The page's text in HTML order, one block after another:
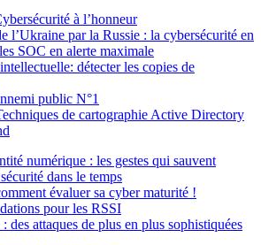
à l’honneur
l’Ukraine par la Russie : la cybersécurité en
SOC en alerte maximale
détecter les copies de
public N°1
de cartographie Active Directory
numérique : les gestes qui sauvent
dans le temps
évaluer sa cyber maturité !
pour les RSSI
des attaques de plus en plus sophistiquées